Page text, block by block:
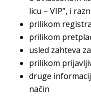
licu – VIP”, i
prilikom
prilikom
usled zahteva
prilikom
druge
način